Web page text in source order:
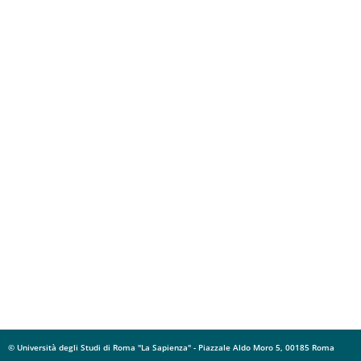
© Università degli Studi di Roma "La Sapienza" - Piazzale Aldo Moro 5, 00185 Roma